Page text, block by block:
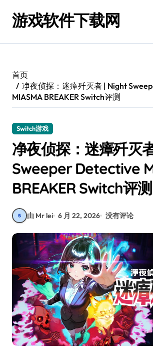
游戏软件下载网
首页
净夜侦探：迷瘴歼灭者 | Night
MIASMA BREAKER Switch评测
Switch游戏
净夜侦探：迷瘴歼灭
Sweeper Detective
BREAKER Switch评测
由 Mr lei 6 月 22, 2026 没有评论